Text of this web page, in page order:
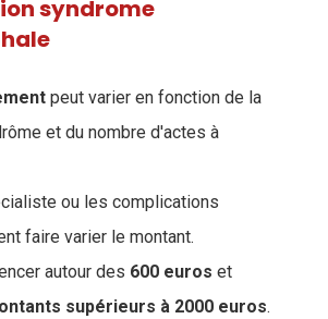
syndrome
peut varier en fonction de la
et du nombre d'actes à
ou les complications
faire varier le montant.
autour des 600 euros et
supérieurs à 2000 euros.